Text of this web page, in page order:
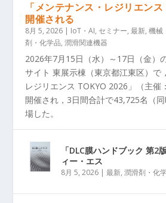
「メンテナンス・レジリエン
開催される
8月 5, 2026 | IoT・AI, セミナー,最新,機械
剤・化学品,潤滑関連機器
2026年7月15日（水）～17日（金）
サイト 東展示棟（東京都江東区）で
レジリエンス TOKYO 2026」（主催
開催され，3日間合計で43,725名（
場した。
「DLC膜ハンドブック 第
ィー・エス
8月 5, 2026 |最新,潤滑剤・化